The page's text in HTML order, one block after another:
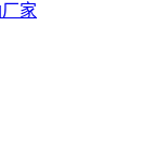
家